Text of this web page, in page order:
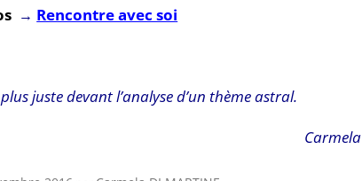
→ Rencontre avec soi
juste devant l’analyse d’un thème astral.
Carmela